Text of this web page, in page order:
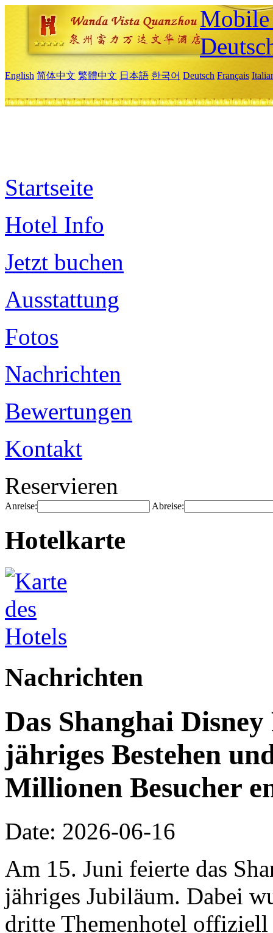
English 简体中文 繁體中文 日本語 한국어 Deutsch Français
Startseite
Hotel Info
Jetzt buchen
Ausstattung
Fotos
Nachrichten
Bewertungen
Kontakt
Reservieren
Anreise: Abreise:
Hotelkarte
Nachrichten
Das Shanghai
jähriges Bestehen
Millionen Besucher
Date: 2026-06-16
Am 15. Juni feierte das
jähriges Jubiläum. Dabei
dritte Themenhotel offiziell